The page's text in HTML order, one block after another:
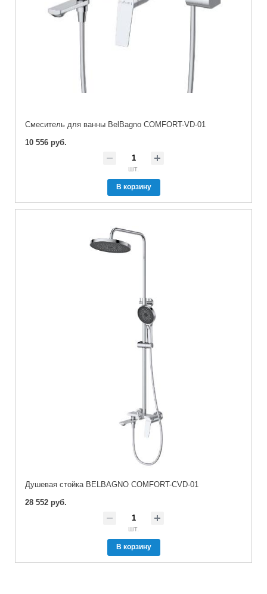
Смеситель для ванны BelBagno COMFORT-VD-01
10 556 руб.
шт.
В корзину
Душевая стойка BELBAGNO COMFORT-CVD-01
28 552 руб.
шт.
В корзину